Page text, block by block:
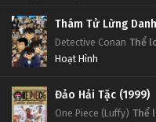
Thám Tử Lừng
Detective Conan Thể
Hoạt Hình
Đảo Hải Tặc (1999)
One Piece (Luffy) Thể